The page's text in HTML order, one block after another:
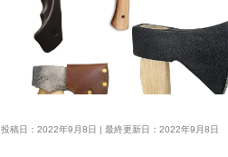
投稿日：2022年9月8日 | 最終更新日：2022年9月8日